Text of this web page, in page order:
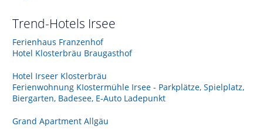
Trend-Hotels Irsee
Ferienhaus Franzenhof
Hotel Klosterbräu Braugasthof
Hotel Irseer Klosterbräu
Ferienwohnung KIostermühle Irsee - Parkplätze, Spielplatz,
Biergarten, Badesee, E-Auto Ladepunkt
Grand Apartment Allgäu